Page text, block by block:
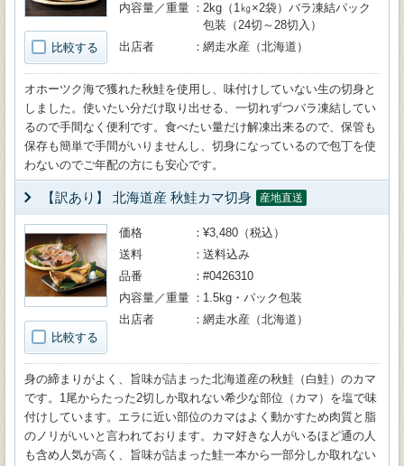
比較する
内容量／重量
2kg（1㎏×2袋）バラ凍結パック
包装（24切～28切入）
出店者
網走水産（北海道）
オホーツク海で獲れた秋鮭を使用し、味付けしていない生の切身と
しました。使いたい分だけ取り出せる、一切れずつバラ凍結してい
るので手間なく便利です。食べたい量だけ解凍出来るので、保管も
保存も簡単で手間がいりませんし、切身になっているので包丁を使
わないのでご年配の方にも安心です。
【訳あり】 北海道産 秋鮭カマ切身 産地直送
比較する
価格
¥3,480（税込）
送料
送料込み
品番
#0426310
内容量／重量
1.5kg・パック包装
出店者
網走水産（北海道）
身の締まりがよく、旨味が詰まった北海道産の秋鮭（白鮭）のカマ
です。1尾からたった2切しか取れない希少な部位（カマ）を塩で味
付けしています。エラに近い部位のカマはよく動かすため肉質と脂
のノリがいいと言われております。カマ好きな人がいるほど通の人
も含め人気が高く、旨味が詰まった鮭一本から一部分しか取れない